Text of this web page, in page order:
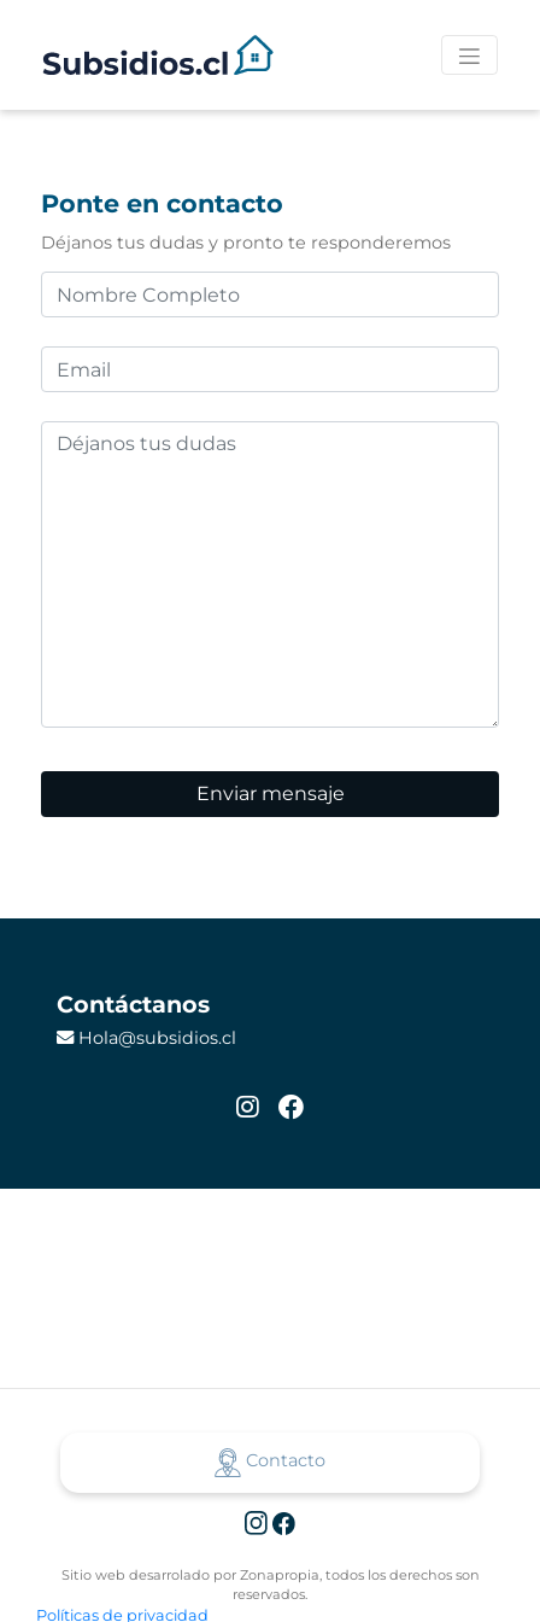
Ponte en contacto
Déjanos tus dudas y pronto te responderemos
Enviar mensaje
Contáctanos
Hola@subsidios.cl
Contacto
Sitio web desarrolado por Zonapropia, todos los derechos son
reservados.
Políticas de privacidad